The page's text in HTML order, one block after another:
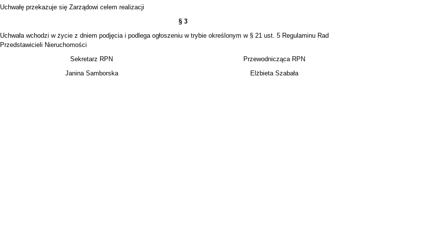
Uchwałę przekazuje się Zarządowi celem realizacji
§ 3
Uchwała wchodzi w życie z dniem podjęcia i podlega ogłoszeniu w trybie określonym w § 21 ust. 5 Regulaminu Rad
Przedstawicieli Nieruchomości
Sekretarz RPN
Janina Samborska
Przewodnicząca RPN
Elżbieta Szabała